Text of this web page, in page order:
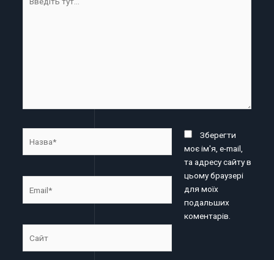
тут...
Зберегти
моє ім'я, e-mail,
та адресу сайту в
цьому браузері
для моїх
подальших
коментарів.